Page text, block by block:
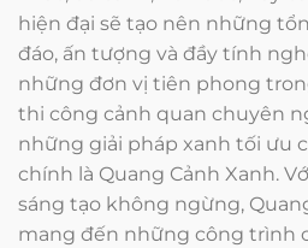
hiện đại sẽ tạo nên những
đáo, ấn tượng và đầy tính
những đơn vị tiên phong
thi công cảnh quan chuyên
những giải pháp xanh tối ưu
chính là Quang Cảnh Xanh.
sáng tạo không ngừng,
mang đến những công trình